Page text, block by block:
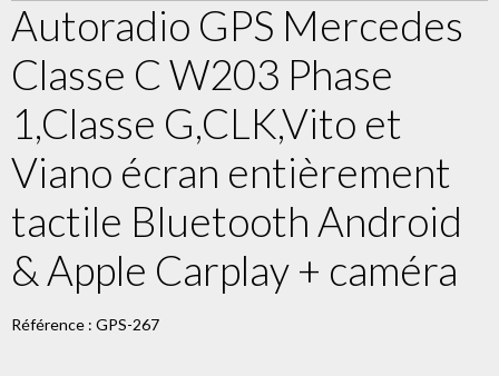
Autoradio GPS Mercedes
Classe C W203 Phase
1,Classe G,CLK,Vito et
Viano écran entièrement
tactile Bluetooth Android
& Apple Carplay + caméra
Référence : GPS-267